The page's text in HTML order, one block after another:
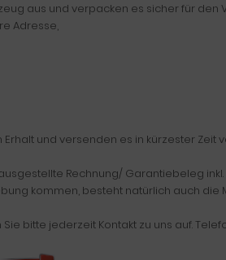
aus und verpacken es sicher für den
Adresse,
und versenden es in kürzester Zeit
Rechnung/ Garantiebeleg inkl.
kommen, besteht natürlich auch die
bitte jederzeit Kontakt zu uns auf.